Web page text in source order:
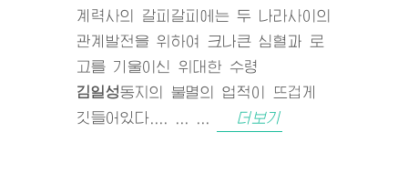
계력사의 갈피갈피에는 두 나라사이의
관계발전을 위하여 크나큰 심혈과 로
고를 기울이신 위대한 수령
김일성동지 의 불멸의 업적이 뜨겁게
깃들어있다.... ... ...
더보기